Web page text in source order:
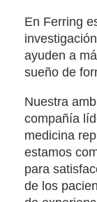
En Ferring
ayuden a
sueño de
Nuestra
compañía
medicina
estamos
para
de los